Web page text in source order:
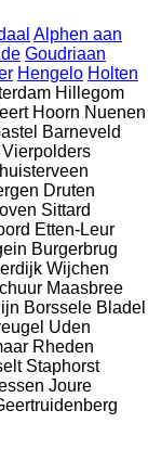
Alphen aan
Goudriaan
Hengelo Holten
Hillegom
Hoorn Nuenen
Barneveld
Vierpolders
Druten
Sittard
Etten-Leur
Burgerbrug
Wijchen
Maasbree
Borssele Bladel
Uden
Rheden
Staphorst
Joure